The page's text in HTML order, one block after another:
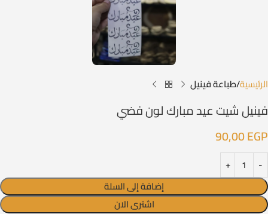
الرئيسية طباعة فينيل
فينيل شيت عيد مبارك لون فضي
90,00EGP
إضافة إلى السلة
اشترى الان